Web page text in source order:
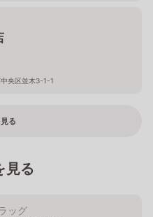
央区並木3-1-1
る
見る
ッグ